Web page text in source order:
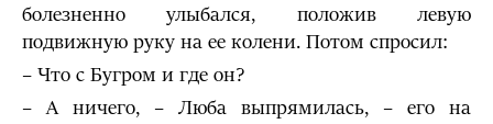
болезненно улыбался, положив левую
подвижную руку на ее колени. Потом спросил:
– Что с Бугром и где он?
– А ничего, – Люба выпрямилась, – его на